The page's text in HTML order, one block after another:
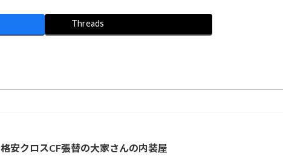
Threads
格安クロスCF張替の大家さんの内装屋